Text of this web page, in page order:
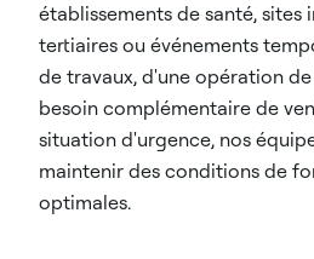
établissements de santé, sites
tertiaires ou événements
de travaux, d'une opération
besoin complémentaire de
situation d'urgence, nos
maintenir des conditions de
optimales.